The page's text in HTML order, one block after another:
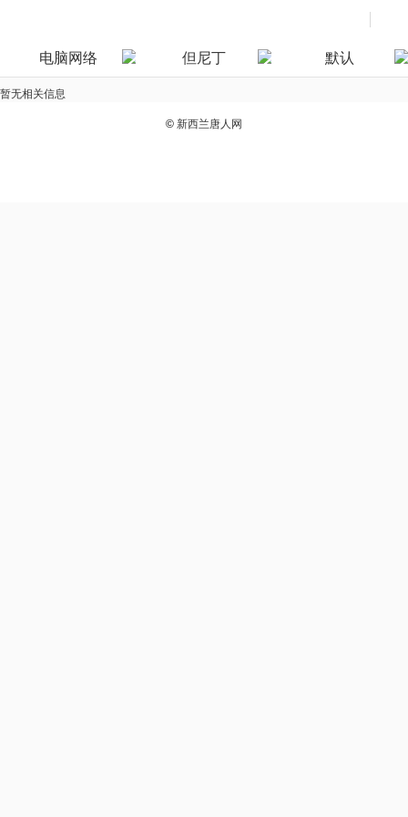
电脑网络 但尼丁 默认
暂无相关信息
© 新西兰唐人网